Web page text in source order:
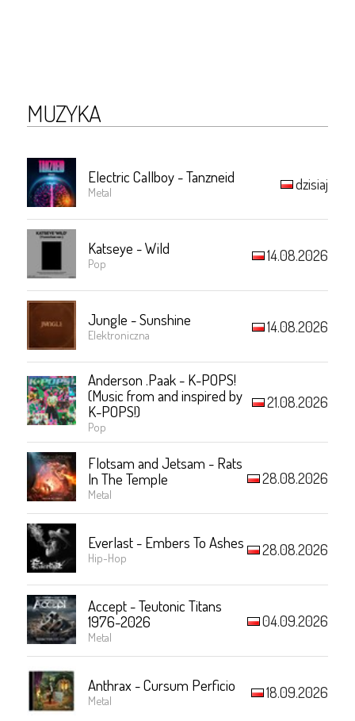
MUZYKA
Electric Callboy - Tanzneid
Metal dzisiaj
Katseye - Wild
Pop 14.08.2026
Jungle - Sunshine
Elektroniczna 14.08.2026
Anderson .Paak - K-POPS!
(Music from and inspired by
K-POPS!)
Pop
21.08.2026
Flotsam and Jetsam - Rats
In The Temple
Metal
28.08.2026
Everlast - Embers To Ashes
Hip-Hop 28.08.2026
Accept - Teutonic Titans
1976-2026
Metal
04.09.2026
Anthrax - Cursum Perficio
Metal 18.09.2026